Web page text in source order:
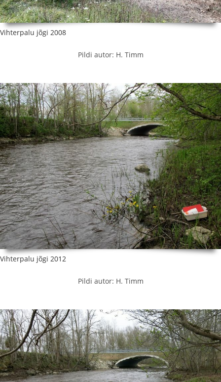
Vihterpalu jõgi 2008
Pildi autor: H. Timm
Vihterpalu jõgi 2012
Pildi autor: H. Timm